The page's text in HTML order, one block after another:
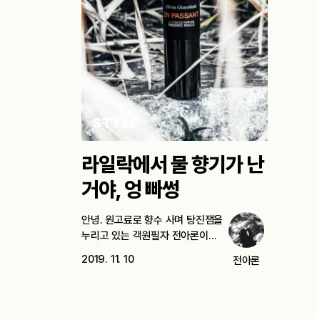
STYLE
라일락에서 물 향기가 난
거야, 엉 빠썽
안녕. 원고료로 향수 사며 탕진잼을
누리고 있는 객원필자 전아론이다.
2019. 11. 10 전아론